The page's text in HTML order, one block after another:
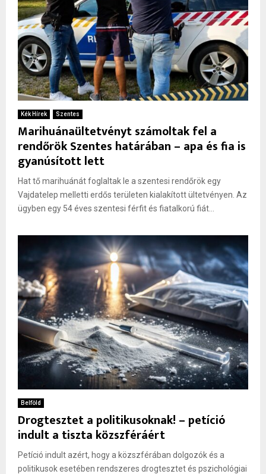
Kék Hírek Szentes
Marihuánaültetvényt számoltak fel a
rendőrök Szentes határában – apa és fia is
gyanúsított lett
Hat tő marihuánát foglaltak le a szentesi rendőrök egy
Vajdatelep melletti erdős területen kialakított ültetvényen. Az
ügyben egy 54 éves szentesi férfit és fiatalkorú fiát...
Belföld
Drogtesztet a politikusoknak! – petíció
indult a tiszta közszféráért
Petíció indult azért, hogy a közszférában dolgozók és a
politikusok esetében rendszeres drogtesztet és pszichológiai